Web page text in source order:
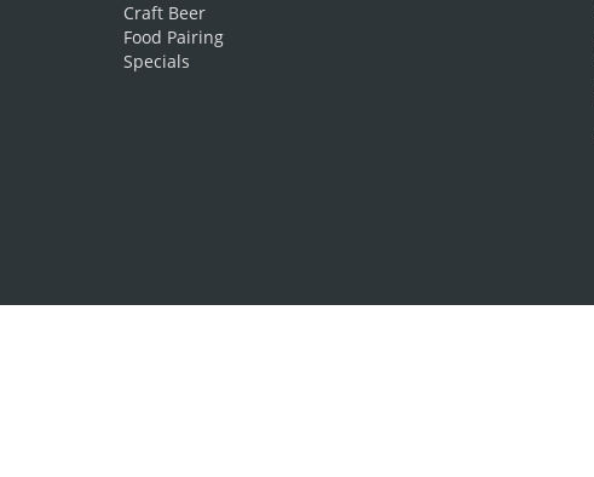
Craft Beer
Food Pairing
Specials